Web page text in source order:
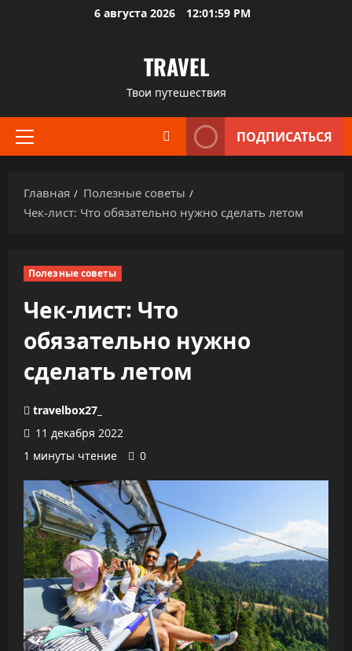
6 августа 2026 12:02:00 PM
TRAVEL
Твои путешествия
Основное
ПОДПИСАТЬСЯ
Главная
Полезные советы
Чек-лист: Что обязательно нужно сделать летом
Полезные советы
Чек-лист: Что
обязательно нужно
сделать летом
travelbox27_
11 декабря 2022
1 минуты чтение
0